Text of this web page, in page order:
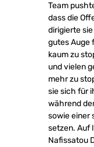
Team
dass die
dirigierte
gutes Auge
kaum zu
und vielen
mehr zu
sie sich für
während
sowie einer
setzen. Auf
Nafissatou